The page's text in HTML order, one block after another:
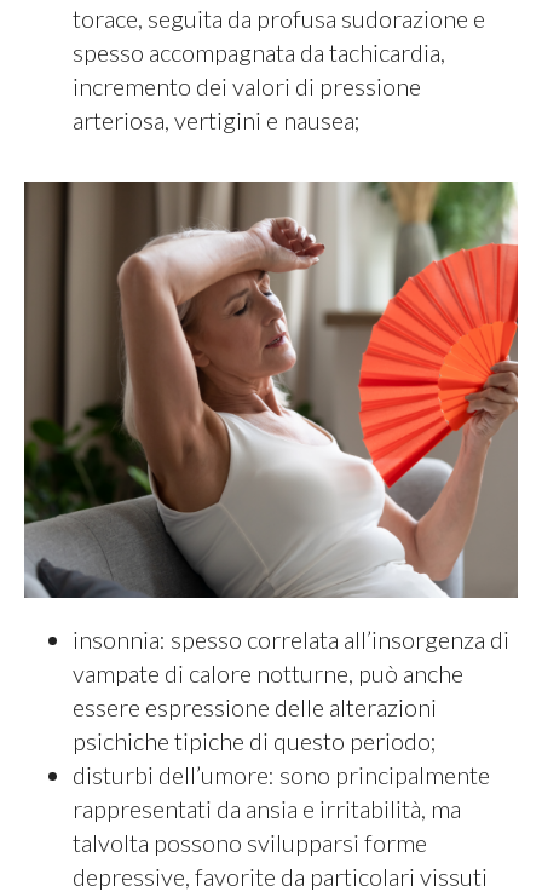
torace, seguita da profusa sudorazione e
spesso accompagnata da tachicardia,
incremento dei valori di pressione
arteriosa, vertigini e nausea;
insonnia: spesso correlata all’insorgenza di
vampate di calore notturne, può anche
essere espressione delle alterazioni
psichiche tipiche di questo periodo;
disturbi dell’umore: sono principalmente
rappresentati da ansia e irritabilità, ma
talvolta possono svilupparsi forme
depressive, favorite da particolari vissuti